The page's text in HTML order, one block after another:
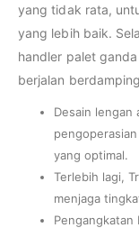
yang tidak rata,
yang lebih baik.
handler palet
berjalan
Desain lengan
yang optimal.
Terlebih lagi,
menjaga
Pengangkatan